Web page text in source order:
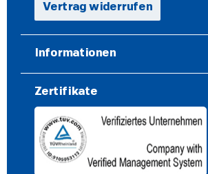
Vertrag widerrufen
Informationen
Zertifikate